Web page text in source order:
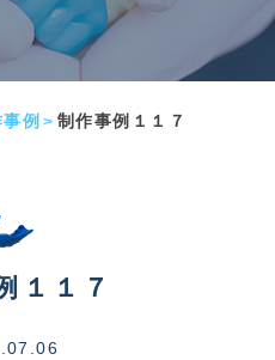
例 > 制作事例１１７
１１７